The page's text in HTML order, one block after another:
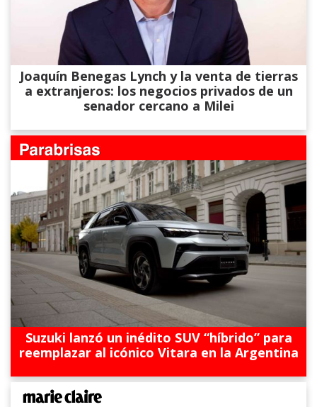
Joaquín Benegas Lynch y la venta de tierras
a extranjeros: los negocios privados de un
senador cercano a Milei
Suzuki lanzó un inédito SUV “híbrido” para
reemplazar al icónico Vitara en la Argentina